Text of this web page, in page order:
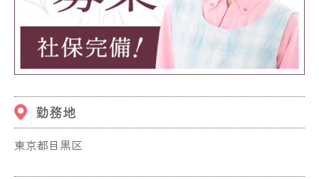
勤務地
東京都目黒区